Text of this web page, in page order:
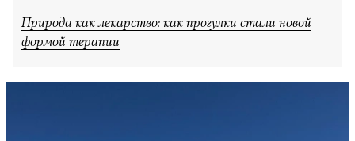
Природа как лекарство: как прогулки стали новой
формой терапии